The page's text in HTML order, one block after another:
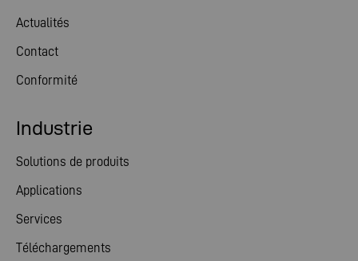
Actualités
Contact
Conformité
Industrie
Solutions de produits
Applications
Services
Téléchargements